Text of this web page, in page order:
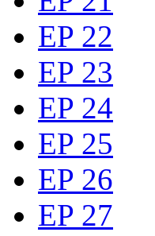
EP 22
EP 23
EP 24
EP 25
EP 26
EP 27